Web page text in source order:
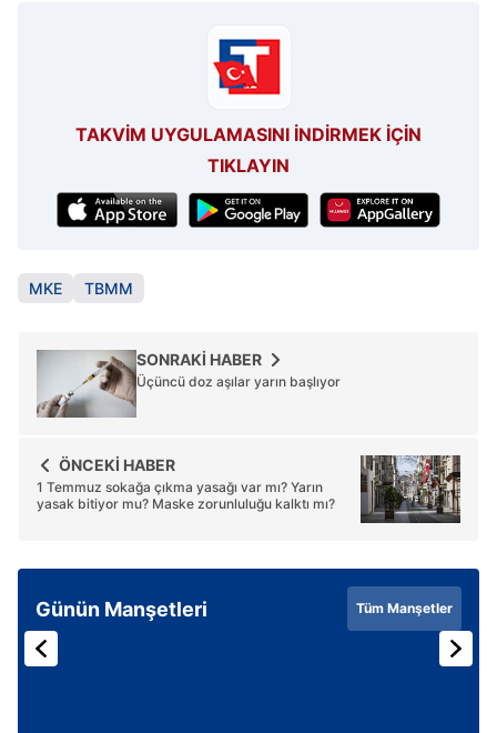
TAKVİM UYGULAMASINI İNDİRMEK İÇİN
TIKLAYIN
MKE TBMM
SONRAKİ HABER
Üçüncü doz aşılar yarın başlıyor
ÖNCEKİ HABER
1 Temmuz sokağa çıkma yasağı var mı? Yarın
yasak bitiyor mu? Maske zorunluluğu kalktı mı?
Günün Manşetleri Tüm Manşetler